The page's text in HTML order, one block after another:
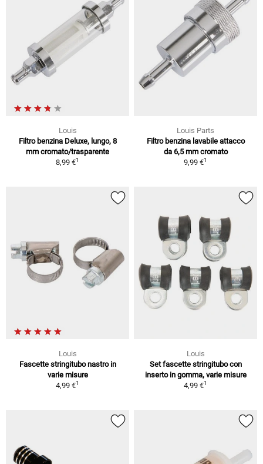
Louis
Filtro benzina Deluxe, lungo, 8
mm cromato/trasparente
8,99 €1
Louis Parts
Filtro benzina lavabile attacco
da 6,5 mm cromato
9,99 €1
Louis
Fascette stringitubo nastro in
varie misure
4,99 €1
Louis
Set fascette stringitubo con
inserto in gomma, varie misure
4,99 €1